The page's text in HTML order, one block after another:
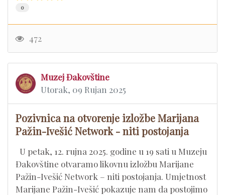
0
472
Muzej Đakovštine
Utorak, 09 Rujan 2025
Pozivnica na otvorenje izložbe Marijana
Pažin-Ivešić Network - niti postojanja
U petak, 12. rujna 2025. godine u 19 sati u Muzeju
Đakovštine otvaramo likovnu izložbu Marijane
Pažin-Ivešić Network – niti postojanja. Umjetnost
Marijane Pažin-Ivešić pokazuje nam da postojimo